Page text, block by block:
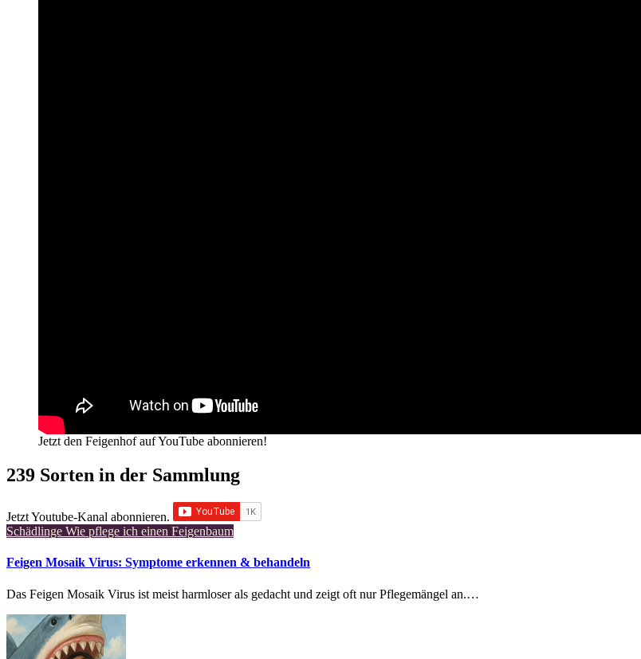
Jetzt den Feigenhof auf YouTube abonnieren!
239 Sorten in der Sammlung
Jetzt Youtube-Kanal abonnieren.
Schädlinge Wie pflege ich einen Feigenbaum
Feigen Mosaik Virus: Symptome erkennen & behandeln
Das Feigen Mosaik Virus ist meist harmloser als gedacht und zeigt oft nur Pflegemängel an.…